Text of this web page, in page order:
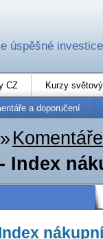
úspěšné investice
CZ Kurzy
a doporučení
»
Index